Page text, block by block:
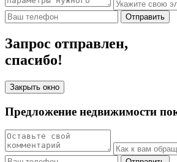
Отправить
Запрос отправлен,
спасибо!
Закрыть окно
Предложение недвижимости